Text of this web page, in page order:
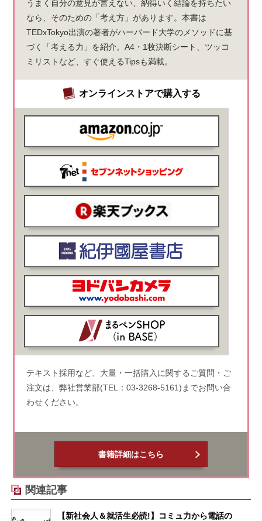
うまく自分の意見が言えない、納得いく結論を持ちたい
なら、そのための「考え方」があります。本書は
TEDxTokyo出演の著者がハーバード大学のメソッドに基
づく「考える力」を紹介。A4・1枚決断シート、ツッコ
ミリストなど、すぐ使えるTipsも満載。
オンラインストアで購入する
テキスト採用など、大量・一括購入に関するご質問・ご
注文は、弊社営業部(TEL：03-3268-5161)までお問い合
わせください。
書籍詳細はこちら
関連記事
【新社会人＆就活生必読!】コミュ力から電話の